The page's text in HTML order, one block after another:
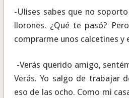
-Ulises sabes que no
llorones. ¿Qué te pasó?
comprarme unos calcetines y
-Verás querido amigo,
Verás. Yo salgo de trabajar
eso de las ocho. Como mi